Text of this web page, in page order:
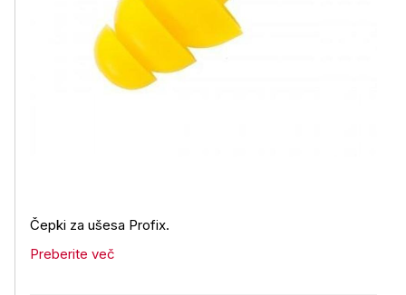
Čepki za ušesa Profix.
Preberite več